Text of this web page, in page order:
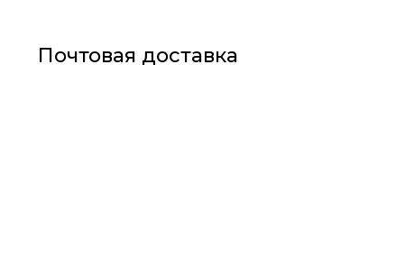
Почтовая доставка